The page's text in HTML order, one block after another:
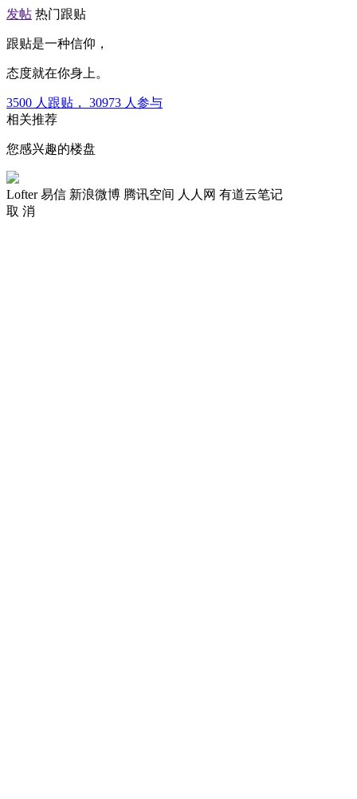
发帖 热门跟贴
跟贴是一种信仰，
态度就在你身上。
3500 人跟贴， 30973 人参与
相关推荐
您感兴趣的楼盘
Lofter 易信 新浪微博 腾讯空间 人人网 有道云笔记
取 消